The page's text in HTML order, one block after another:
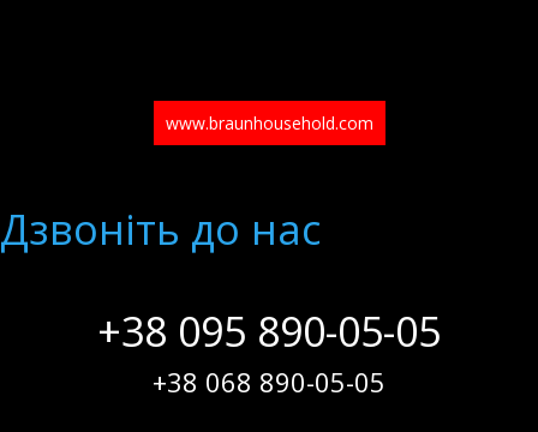
www.braunhousehold.com
Дзвонiть до нас
+38 095 890-05-05
+38 068 890-05-05